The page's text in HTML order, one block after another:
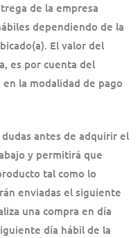
de la empresa
dependiendo de la
El valor del
es por cuenta del
la modalidad de pago
antes de adquirir el
y permitirá que
tal como lo
enviadas el siguiente
una compra en día
día hábil de la